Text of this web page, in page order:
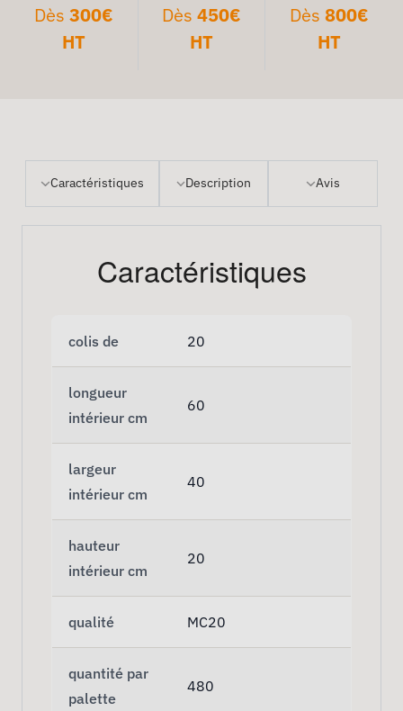
Dès300€
HT
Dès 450€
HT
Dès 800€
HT
Caractéristiques Description Avis
Caractéristiques
colis de 20
longueur
intérieur cm
60
largeur
intérieur cm
40
hauteur
intérieur cm
20
qualité MC20
quantité par
palette
480